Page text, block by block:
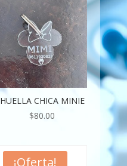
HUELLA CHICA MINIE
$80.00
¡Oferta!